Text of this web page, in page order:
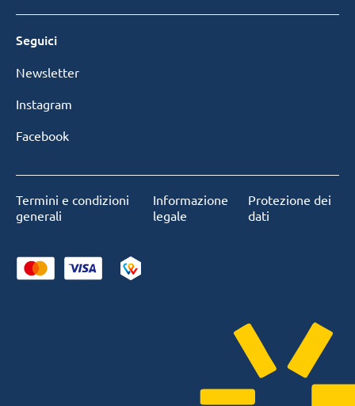
Seguici
Newsletter
Instagram
Facebook
Termini e condizioni
generali
Informazione
legale
Protezione dei
dati